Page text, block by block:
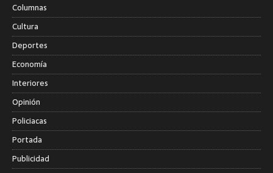
Columnas
Cultura
Deportes
Economía
Interiores
Opinión
Policiacas
Portada
Publicidad